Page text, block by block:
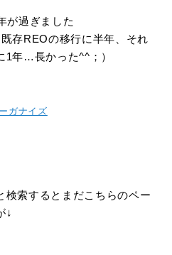
が過ぎました
存REOの移行に半年、それ
1年…長かった^^；）
ガナイズ
検索するとまだこちらのペー
↓